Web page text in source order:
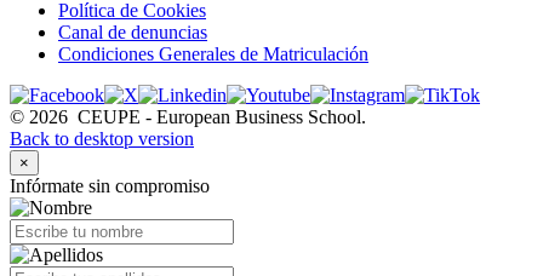
Política de Cookies
Canal de denuncias
Condiciones Generales de Matriculación
© 2026 CEUPE - European Business School.
Back to desktop version
×
Infórmate sin compromiso